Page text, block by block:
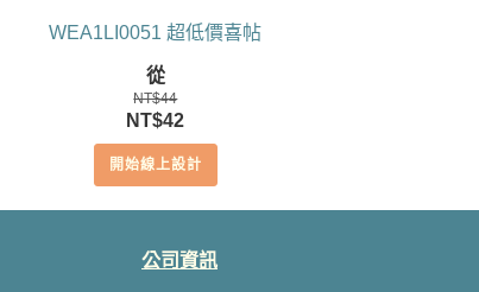
WEA1LI0051 超低價喜帖
從
NT$44
原
始
價
NT$42
前
價
開始線上設計
公司資訊